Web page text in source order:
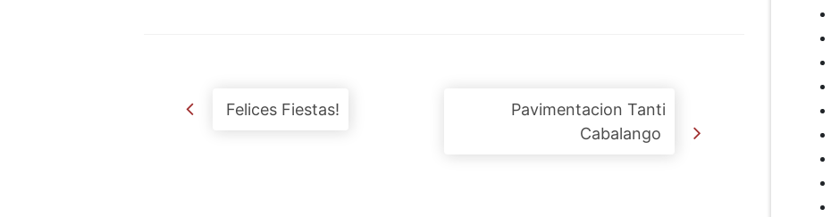
Post navigation
Felices Fiestas!
Pavimentacion Tanti
Cabalango